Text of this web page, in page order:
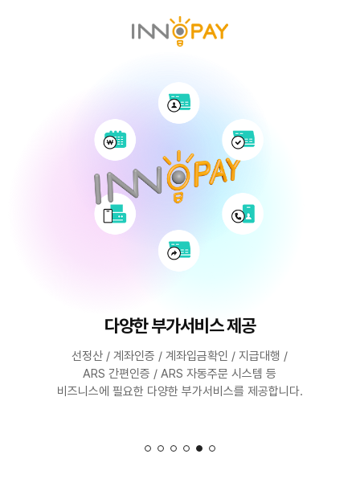
결제 API를 제공, 간단하게 개발
결제 API와 샘플을 제공하여 JAVA, PHP, ASP,
Ruby, Python, Node.js 등 어떠한 개발 환경에서도
1시간이면 결제 서비스를 연동할 수 있습니다.
이노페이 샵오더 패키지
상품 관리까지 매장 운영의 모든 과정을
하나로 연결하는 샵오더 패키지
비즈니스, 모든 결제를 품다
웹부터 매장까지 어디서든,
연동형 전자결제부터 비대면까지,
이노페이 하나로 끝.
원하는 모든 결제를 가능하게!
신용카드, 실시간 계좌이체, 가상계좌까지,
다양한 결제수단으로 PC와 모바일 모두 완벽 지원!
지금 바로 반응형 결제 시스템을 구축해보세요.
쇼핑몰 없이 대면/비대면 결제
모바일 APP, 가맹점관리자에서
카드 수기결제, ARS결제, 문자결제로 손쉽게 처리!
다양한 부가서비스 제공
선정산 / 계좌인증 / 계좌입금확인 / 지급대행 /
ARS 간편인증 / ARS 자동주문 시스템 등
비즈니스에 필요한 다양한 부가서비스를 제공합니다.
결제 API를 제공, 간단하게 개발
결제 API와 샘플을 제공하여 JAVA, PHP, ASP,
Ruby, Python, Node.js 등 어떠한 개발 환경에서도
1시간이면 결제 서비스를 연동할 수 있습니다.
이노페이 샵오더 패키지
상품 관리까지 매장 운영의 모든 과정을
하나로 연결하는 샵오더 패키지